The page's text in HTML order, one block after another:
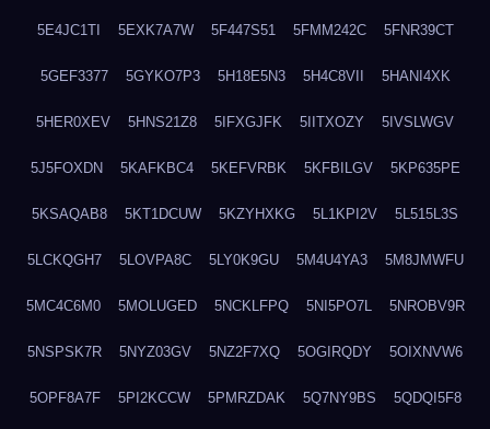
5E4JC1TI 5EXK7A7W 5F447S51 5FMM242C 5FNR39CT
5GEF3377 5GYKO7P3 5H18E5N3 5H4C8VII 5HANI4XK
5HER0XEV 5HNS21Z8 5IFXGJFK 5IITXOZY 5IVSLWGV
5J5FOXDN 5KAFKBC4 5KEFVRBK 5KFBILGV 5KP635PE
5KSAQAB8 5KT1DCUW 5KZYHXKG 5L1KPI2V 5L515L3S
5LCKQGH7 5LOVPA8C 5LY0K9GU 5M4U4YA3 5M8JMWFU
5MC4C6M0 5MOLUGED 5NCKLFPQ 5NI5PO7L 5NROBV9R
5NSPSK7R 5NYZ03GV 5NZ2F7XQ 5OGIRQDY 5OIXNVW6
5OPF8A7F 5PI2KCCW 5PMRZDAK 5Q7NY9BS 5QDQI5F8